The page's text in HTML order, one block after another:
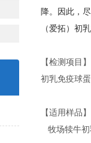
降。因此，
（爱拓）初
【检测项目】
初乳免疫球
【适用样品】
牧场犊牛